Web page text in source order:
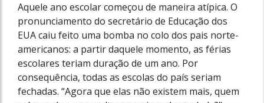
Aquele ano escolar começou de maneira atípica. O
pronunciamento do secretário de Educação dos
EUA caiu feito uma bomba no colo dos pais norte-
americanos: a partir daquele momento, as férias
escolares teriam duração de um ano. Por
consequência, todas as escolas do país seriam
fechadas. “Agora que elas não existem mais, quem